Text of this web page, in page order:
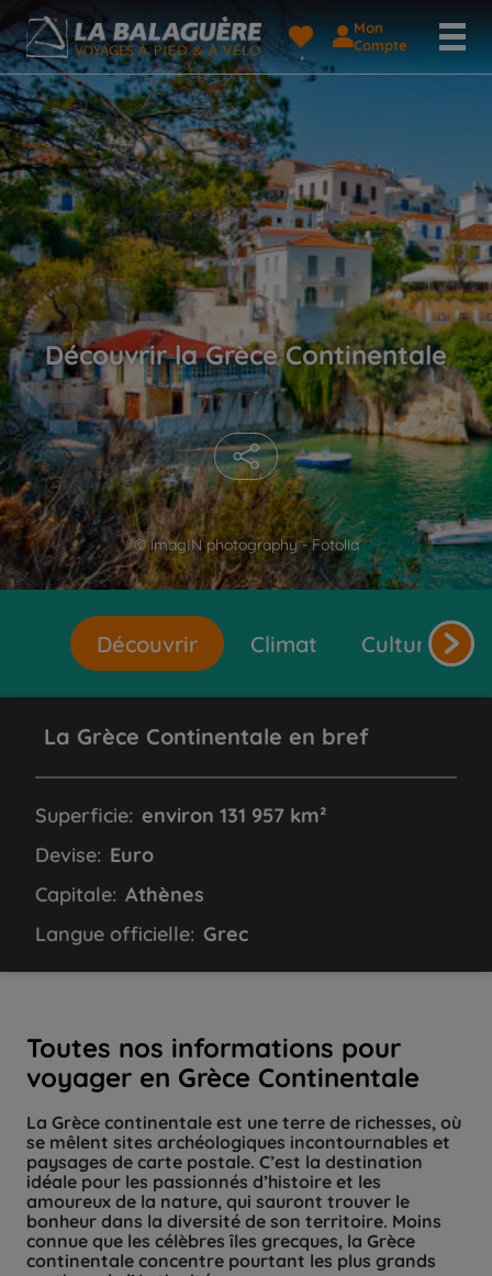
Mon
Compte
© imagIN photography - Fotolia
Découvrir la Grèce Continentale
Découvrir Climat Cultures et
Toutes nos informations pour
voyager en Grèce Continentale
La Grèce continentale est une terre de richesses, où
se mêlent sites archéologiques incontournables et
paysages de carte postale. C’est la destination
idéale pour les passionnés d’histoire et les
amoureux de la nature, qui sauront trouver le
bonheur dans la diversité de son territoire. Moins
connue que les célèbres îles grecques, la Grèce
continentale concentre pourtant les plus grands
La Grèce Continentale en bref
Superficie: environ 131 957 km²
Devise: Euro
Capitale: Athènes
Langue officielle: Grec